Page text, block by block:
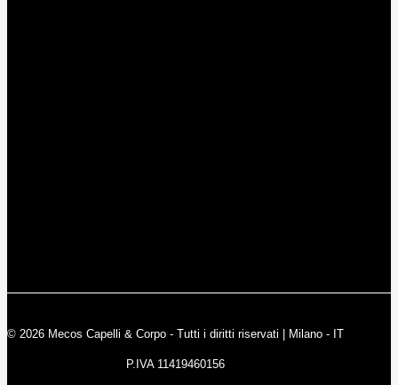
© 2026 Mecos Capelli & Corpo - Tutti i diritti riservati | Milano - IT
P.IVA 11419460156